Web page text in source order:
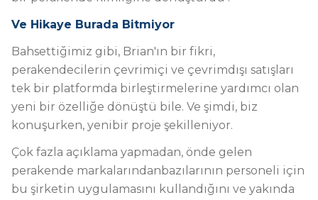
Ve Hikaye Burada Bitmiyor
Bahsettiğimiz gibi, Brian'ın bir fikri,
perakendecilerin çevrimiçi ve çevrimdışı satışları
tek bir platformda birleştirmelerine yardımcı olan
yeni bir özelliğe dönüştü bile. Ve şimdi, biz
konuşurken, yeni bir proje şekilleniyor.
Çok fazla açıklama yapmadan, önde gelen
perakende markalarından bazılarının personeli için
bu şirketin uygulamasını kullandığını ve yakında